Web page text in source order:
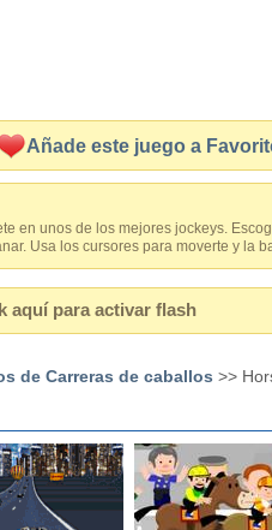
Añade este juego a
en unos de los mejores jockeys.
Usa los cursores para moverte y la
aquí para activar flash
de Carreras de caballos >>